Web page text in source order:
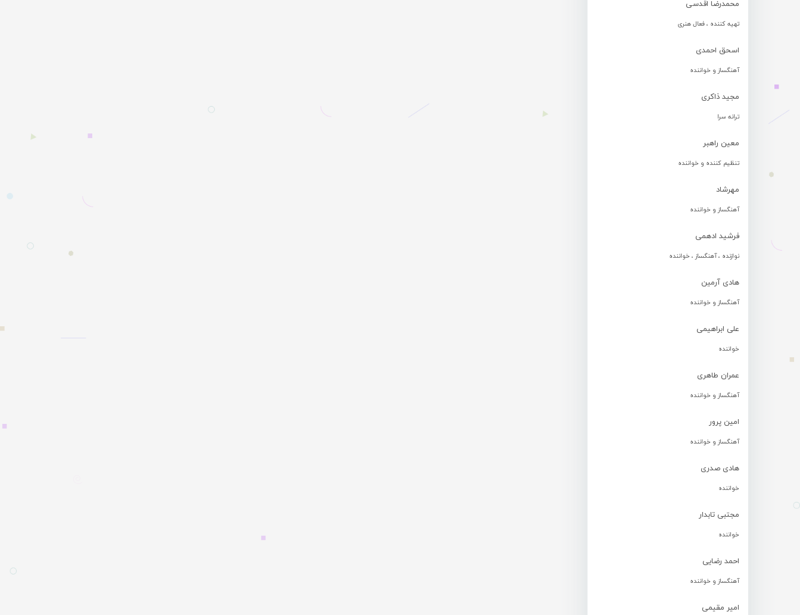
محمدرضا اقدسی
تهیه کننده ، فعال هنری
اسحق احمدی
آهنگساز و خواننده
مجید ذاکری
ترانه سرا
معین راهبر
تنظیم کننده و خواننده
مهرشاد
آهنگساز و خواننده
فرشید ادهمی
نوازنده ، آهنگساز ، خواننده
هادی آرمین
آهنگساز و خواننده
علی ابراهیمی
خواننده
عمران طاهری
آهنگساز و خواننده
امین پرور
آهنگساز و خواننده
هادی صدری
خواننده
مجتبی تابدار
خواننده
احمد رضایی
آهنگساز و خواننده
امیر مقیمی